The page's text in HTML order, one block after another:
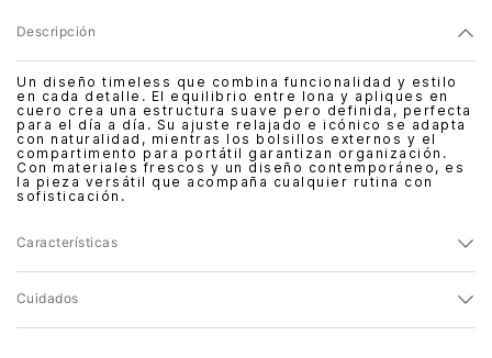
Descripción
Un diseño timeless que combina funcionalidad y estilo
en cada detalle. El equilibrio entre lona y apliques en
cuero crea una estructura suave pero definida, perfecta
para el día a día. Su ajuste relajado e icónico se adapta
con naturalidad, mientras los bolsillos externos y el
compartimento para portátil garantizan organización.
Con materiales frescos y un diseño contemporáneo, es
la pieza versátil que acompaña cualquier rutina con
sofisticación.
Características
Cuidados